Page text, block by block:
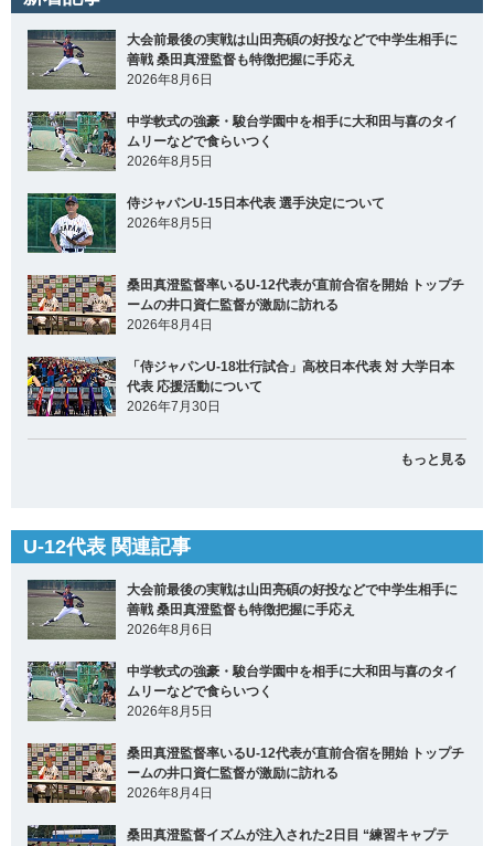
大会前最後の実戦は山田亮碩の好投などで中学生相手に
善戦 桑田真澄監督も特徴把握に手応え
2026年8月6日
中学軟式の強豪・駿台学園中を相手に大和田与喜のタイ
ムリーなどで食らいつく
2026年8月5日
侍ジャパンU-15日本代表 選手決定について
2026年8月5日
桑田真澄監督率いるU-12代表が直前合宿を開始 トップチ
ームの井口資仁監督が激励に訪れる
2026年8月4日
「侍ジャパンU-18壮行試合」高校日本代表 対 大学日本
代表 応援活動について
2026年7月30日
もっと見る
U-12代表 関連記事
大会前最後の実戦は山田亮碩の好投などで中学生相手に
善戦 桑田真澄監督も特徴把握に手応え
2026年8月6日
中学軟式の強豪・駿台学園中を相手に大和田与喜のタイ
ムリーなどで食らいつく
2026年8月5日
桑田真澄監督率いるU-12代表が直前合宿を開始 トップチ
ームの井口資仁監督が激励に訪れる
2026年8月4日
桑田真澄監督イズムが注入された2日目 “練習キャプテ